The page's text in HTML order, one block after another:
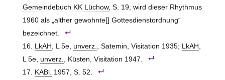
Gemeindebuch KK Lüchow, S. 19, wird dieser Rhythmus
1960 als „alther gewohnte[] Gottesdienstordnung“
bezeichnet.
LkAH , L 5e, unverz., Satemin, Visitation 1935; LkAH ,
L 5e, unverz., Küsten, Visitation 1947.
KABl. 1957, S. 52.